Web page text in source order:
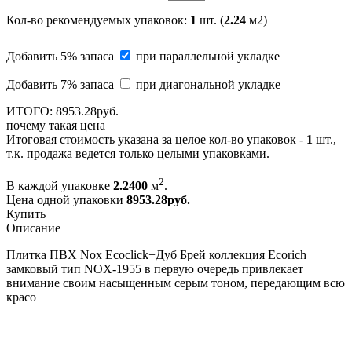
Кол-во рекомендуемых упаковок: 1 шт. (2.24 м2)
Добавить 5% запаса при параллельной укладке
Добавить 7% запаса
при диагональной укладке
ИТОГО: 8953.28руб.
почему такая цена
Итоговая стоимость указана за целое кол-во упаковок - 1 шт.,
т.к. продажа ведется только целыми упаковками.
В каждой упаковке 2.2400 м2.
Цена одной упаковки 8953.28руб.
Купить
Описание
Плитка ПВХ Nox Ecoclick+Дуб Брей коллекция Ecorich
замковый тип NOX-1955 в первую очередь привлекает
внимание своим насыщенным серым тоном, передающим всю
красо